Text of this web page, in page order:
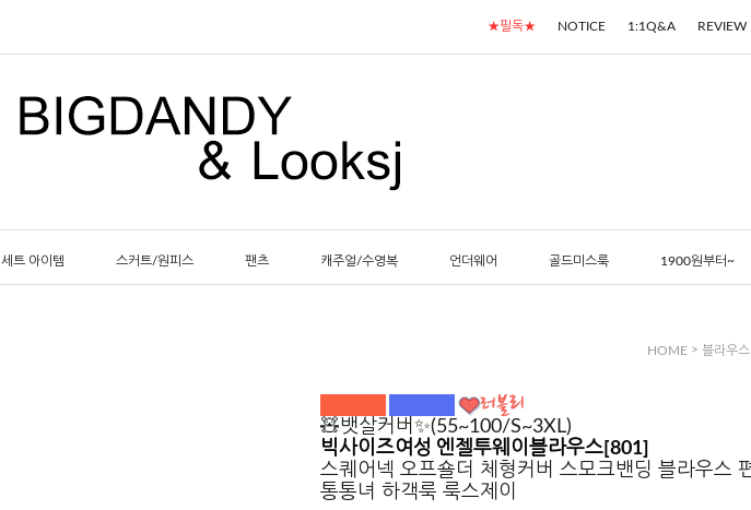
★필독★ NOTICE 1:1Q&A REVIEW
세트 아이템 스커트/원피스 팬츠 캐주얼/수영복 언더웨어 골드미스룩 1900원부터~
HOME > 블라우스
🧸뱃살커버✨(55~100/S~3XL)
빅사이즈여성 엔젤투웨이블라우스[801]
스퀘어넥 오프숄더 체형커버 스모크밴딩 블라우스
통통녀 하객룩 룩스제이